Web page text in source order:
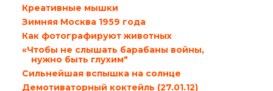
Креативные мышки
Зимняя Москва 1959 года
Как фотографируют животных
«Чтобы не слышать барабаны войны,
нужно быть глухим"
Сильнейшая вспышка на солнце
Демотиваторный коктейль (27.01.12)